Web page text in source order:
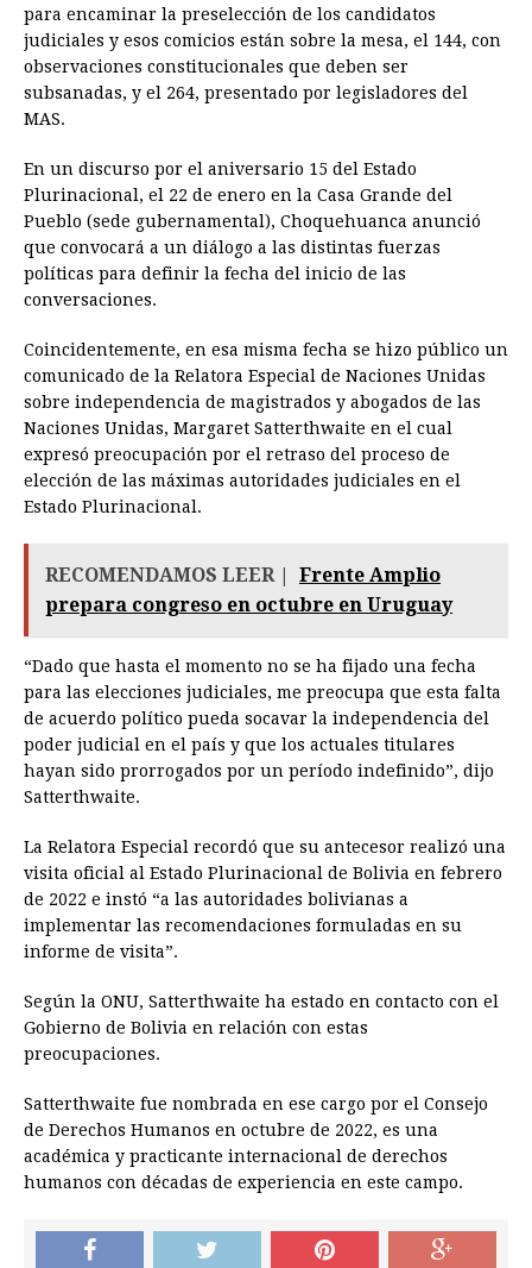
para encaminar la preselección de los candidatos
judiciales y esos comicios están sobre la mesa, el 144, con
observaciones constitucionales que deben ser
subsanadas, y el 264, presentado por legisladores del
MAS.
En un discurso por el aniversario 15 del Estado
Plurinacional, el 22 de enero en la Casa Grande del
Pueblo (sede gubernamental), Choquehuanca anunció
que convocará a un diálogo a las distintas fuerzas
políticas para definir la fecha del inicio de las
conversaciones.
Coincidentemente, en esa misma fecha se hizo público un
comunicado de la Relatora Especial de Naciones Unidas
sobre independencia de magistrados y abogados de las
Naciones Unidas, Margaret Satterthwaite en el cual
expresó preocupación por el retraso del proceso de
elección de las máximas autoridades judiciales en el
Estado Plurinacional.
RECOMENDAMOS LEER |
Frente Amplio
prepara congreso en octubre en Uruguay
“Dado que hasta el momento no se ha fijado una fecha
para las elecciones judiciales, me preocupa que esta falta
de acuerdo político pueda socavar la independencia del
poder judicial en el país y que los actuales titulares
hayan sido prorrogados por un período indefinido”, dijo
Satterthwaite.
La Relatora Especial recordó que su antecesor realizó una
visita oficial al Estado Plurinacional de Bolivia en febrero
de 2022 e instó “a las autoridades bolivianas a
implementar las recomendaciones formuladas en su
informe de visita”.
Según la ONU, Satterthwaite ha estado en contacto con el
Gobierno de Bolivia en relación con estas
preocupaciones.
Satterthwaite fue nombrada en ese cargo por el Consejo
de Derechos Humanos en octubre de 2022, es una
académica y practicante internacional de derechos
humanos con décadas de experiencia en este campo.